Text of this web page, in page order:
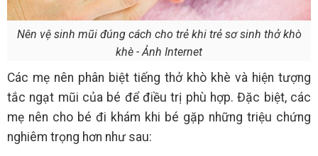
Nên vệ sinh mũi đúng cách cho trẻ khi trẻ sơ sinh thở khò
khè - Ảnh Internet
Các mẹ nên phân biệt tiếng thở khò khè và hiện tượng
tắc ngạt mũi của bé để điều trị phù hợp. Đặc biệt, các
mẹ nên cho bé đi khám khi bé gặp những triệu chứng
nghiêm trọng hơn như sau: